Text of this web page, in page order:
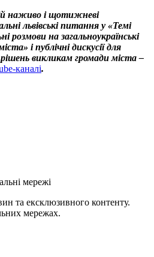
наживо і щотижневі
львівські питання у «Темі
на загальноукраїнські
і публічні дискусії для
викликам громади міста –
каналі.
мережі
та ексклюзивного контенту.
мережах.